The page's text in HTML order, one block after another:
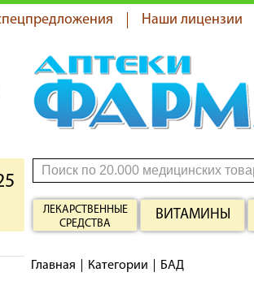
Наши лицензии
ЛЕКАРСТВЕННЫЕ
СРЕДСТВА
ВИТАМИНЫ
Главная Категории БАД